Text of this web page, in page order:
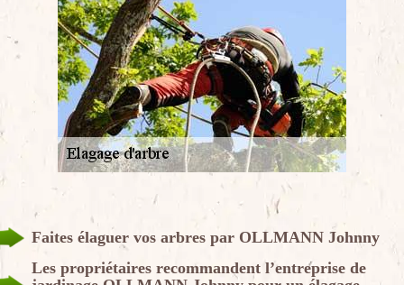
Faites élaguer vos arbres par OLLMANN Johnny
Les propriétaires recommandent l’entreprise de